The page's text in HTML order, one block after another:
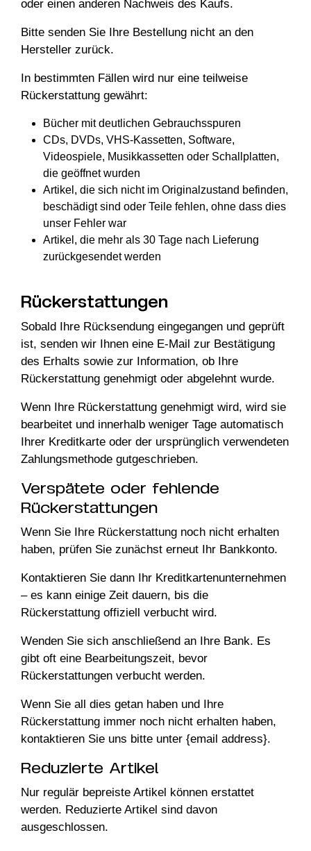
oder einen anderen Nachweis des Kaufs.
Bitte senden Sie Ihre Bestellung nicht an den
Hersteller zurück.
In bestimmten Fällen wird nur eine teilweise
Rückerstattung gewährt:
Bücher mit deutlichen Gebrauchsspuren
CDs, DVDs, VHS-Kassetten, Software,
Videospiele, Musikkassetten oder Schallplatten,
die geöffnet wurden
Artikel, die sich nicht im Originalzustand befinden,
beschädigt sind oder Teile fehlen, ohne dass dies
unser Fehler war
Artikel, die mehr als 30 Tage nach Lieferung
zurückgesendet werden
Rückerstattungen
Sobald Ihre Rücksendung eingegangen und geprüft
ist, senden wir Ihnen eine E-Mail zur Bestätigung
des Erhalts sowie zur Information, ob Ihre
Rückerstattung genehmigt oder abgelehnt wurde.
Wenn Ihre Rückerstattung genehmigt wird, wird sie
bearbeitet und innerhalb weniger Tage automatisch
Ihrer Kreditkarte oder der ursprünglich verwendeten
Zahlungsmethode gutgeschrieben.
Verspätete oder fehlende
Rückerstattungen
Wenn Sie Ihre Rückerstattung noch nicht erhalten
haben, prüfen Sie zunächst erneut Ihr Bankkonto.
Kontaktieren Sie dann Ihr Kreditkartenunternehmen
– es kann einige Zeit dauern, bis die
Rückerstattung offiziell verbucht wird.
Wenden Sie sich anschließend an Ihre Bank. Es
gibt oft eine Bearbeitungszeit, bevor
Rückerstattungen verbucht werden.
Wenn Sie all dies getan haben und Ihre
Rückerstattung immer noch nicht erhalten haben,
kontaktieren Sie uns bitte unter {email address}.
Reduzierte Artikel
Nur regulär bepreiste Artikel können erstattet
werden. Reduzierte Artikel sind davon
ausgeschlossen.